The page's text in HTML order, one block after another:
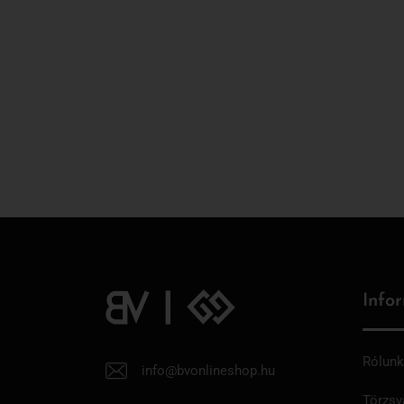
info@bvonlineshop.hu
Rólunk